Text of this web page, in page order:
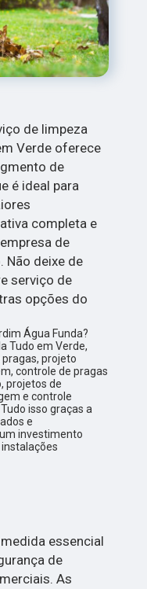
de limpeza
Verde oferece
de
é ideal para
completa e
de
Não deixe de
serviço de
opções do
Água Funda?
Tudo em Verde,
projeto
controle de pragas
projetos de
e controle
isso graças a
e
investimento
essencial
de
As